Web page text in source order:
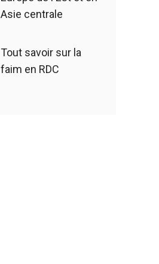
Asie centrale
Tout savoir sur la
faim en RDC